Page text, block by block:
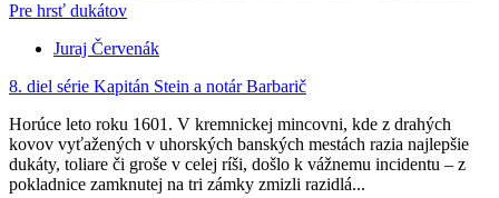
Pre hrsť dukátov
Juraj Červenák
8. diel série Kapitán Stein a notár Barbarič
Horúce leto roku 1601. V kremnickej mincovni, kde z drahých
kovov vyťažených v uhorských banských mestách razia najlepšie
dukáty, toliare či groše v celej ríši, došlo k vážnemu incidentu – z
pokladnice zamknutej na tri zámky zmizli razidlá...